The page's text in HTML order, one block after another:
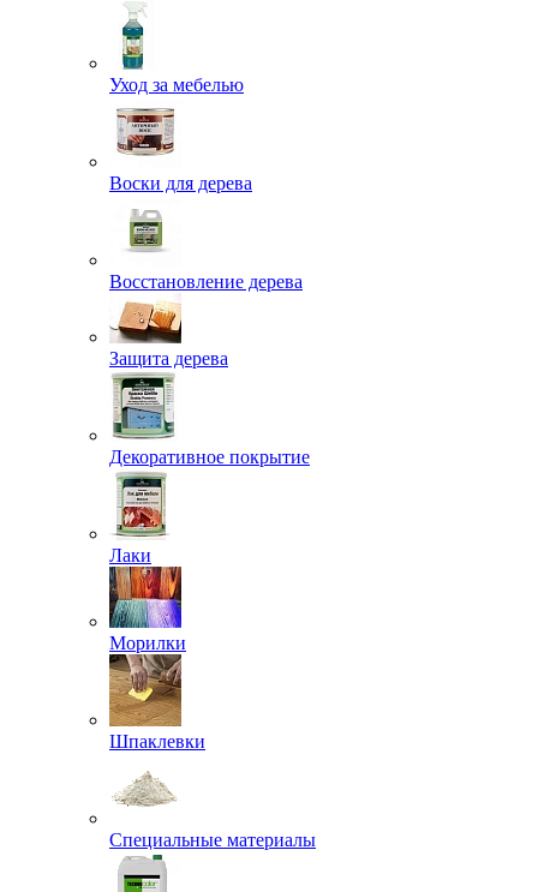
Уход за мебелью
Воски для дерева
Восстановление дерева
Защита дерева
Декоративное покрытие
Лаки
Морилки
Шпаклевки
Специальные материалы